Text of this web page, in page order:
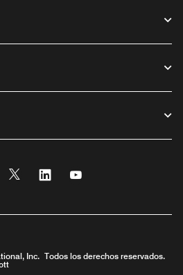
nueva
una ventana nueva
Twitter
Abre una ventana nueva
Linkedin
Abre una ventana nueva
Abre una ventana
Inc. Todos los derechos reservados.